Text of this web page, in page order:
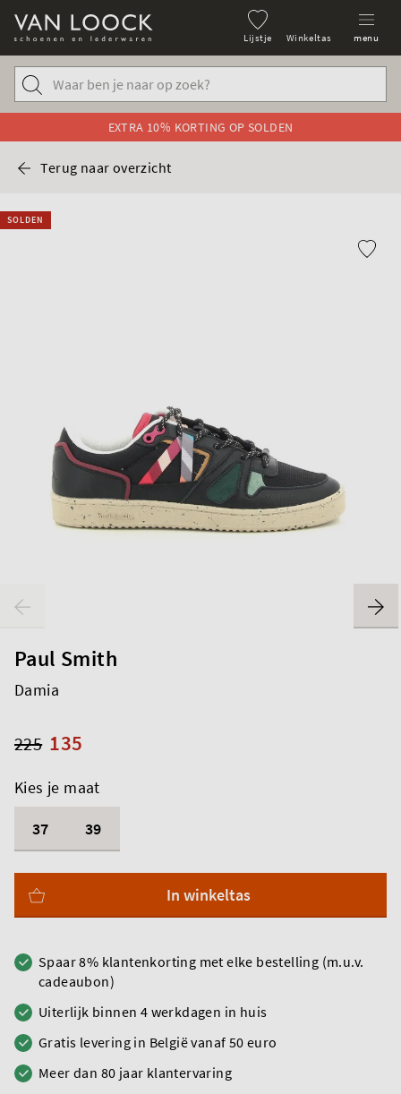
Lijstje Winkeltas menu
EXTRA 10% KORTING OP SOLDEN
Terug naar overzicht
SOLDEN
Paul Smith
Damia
135
225
Kies je maat
37
39
In winkeltas
Spaar 8% klantenkorting met elke bestelling (m.u.v.
cadeaubon)
Uiterlijk binnen 4 werkdagen in huis
Gratis levering in België vanaf 50 euro
Meer dan 80 jaar klantervaring